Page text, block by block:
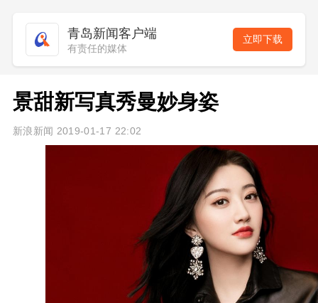
青岛新闻客户端
有责任的媒体
立即下载
景甜新写真秀曼妙身姿
新浪新闻 2019-01-17 22:02